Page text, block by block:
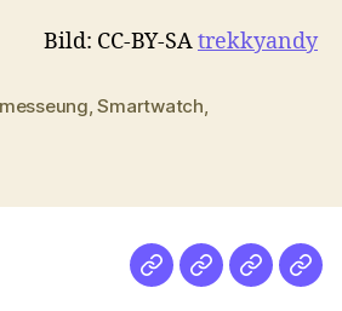
Bild: CC-BY-SAtrekkyandy
,Smartwatch,
NetzMedien